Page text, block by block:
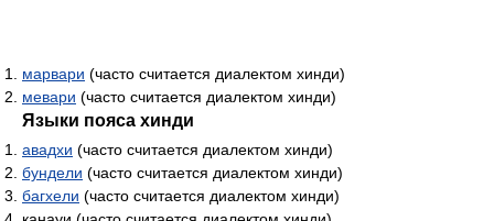
марвари (часто считается диалектом хинди)
мевари (часто считается диалектом хинди)
Языки пояса хинди
авадхи (часто считается диалектом хинди)
бундели (часто считается диалектом хинди)
багхели (часто считается диалектом хинди)